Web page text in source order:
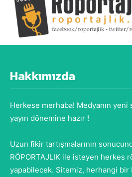
Hakkımızda
Herkese merhaba! Medyanın yeni
yayın dönemine hazır !
Uzun fikir tartışmalarının
RÖPORTAJLIK ile isteyen herkes
yapabilecek. Sitemiz, herhangi bir